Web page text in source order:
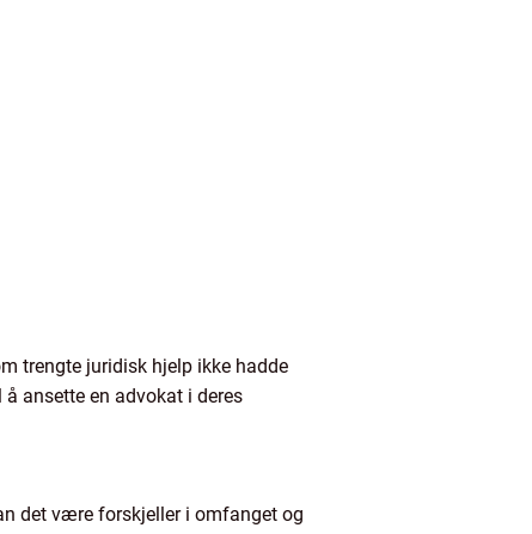
trengte juridisk hjelp ikke hadde
ansette en advokat i deres
det være forskjeller i omfanget og